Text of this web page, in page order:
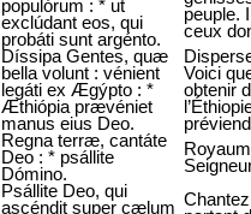
populórum : * ut
exclúdant eos, qui
probáti sunt argénto.
peuple.
ceux
Díssipa Gentes, quæ
bella volunt : vénient
legáti ex Ægýpto : *
Æthiópia prævéniet
manus eius Deo.
Voici
obtenir
Regna terræ, cantáte
Deo : * psállite
Dómino.
Psállite Deo, qui
ascéndit super cælum